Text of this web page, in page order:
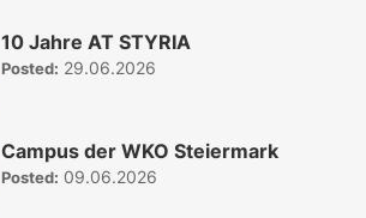
10 Jahre AT STYRIA
Posted: 29.06.2026
Campus der WKO Steiermark
Posted: 09.06.2026